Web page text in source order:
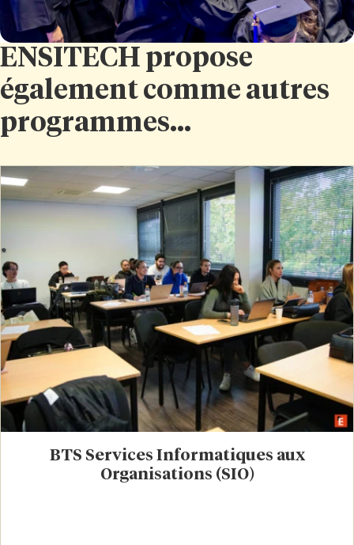
ENSITECH propose
également comme autres
programmes...
BTS Services Informatiques aux
Organisations (SIO)